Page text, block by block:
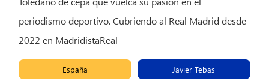
periodismo deportivo. Cubriendo al Real Madrid desde
2022 en MadridistaReal
España Javier Tebas